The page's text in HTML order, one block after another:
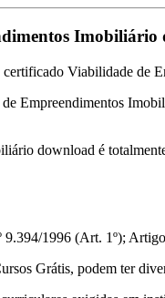
Imobiliário
Viabilidade
Empreendimentos
download é
1996 (Art. 1º);
Grátis, podem ter